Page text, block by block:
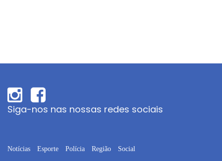
Siga-nos nas nossas redes sociais
Notícias Esporte Polícia Região Social